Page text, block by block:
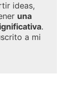
ideas,
una
.
a mi